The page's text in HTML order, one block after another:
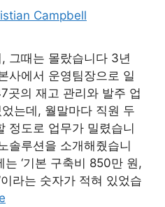
Campbell
그때는 몰랐습니다 3년
사에서 운영팀장으로 일
곳의 재고 관리와 발주 업
는데, 월말마다 직원 두
정도로 업무가 밀렸습니
솔루션을 소개해줬습니
‘기본 구축비 850만 원,
라는 숫자가 적혀 있었습